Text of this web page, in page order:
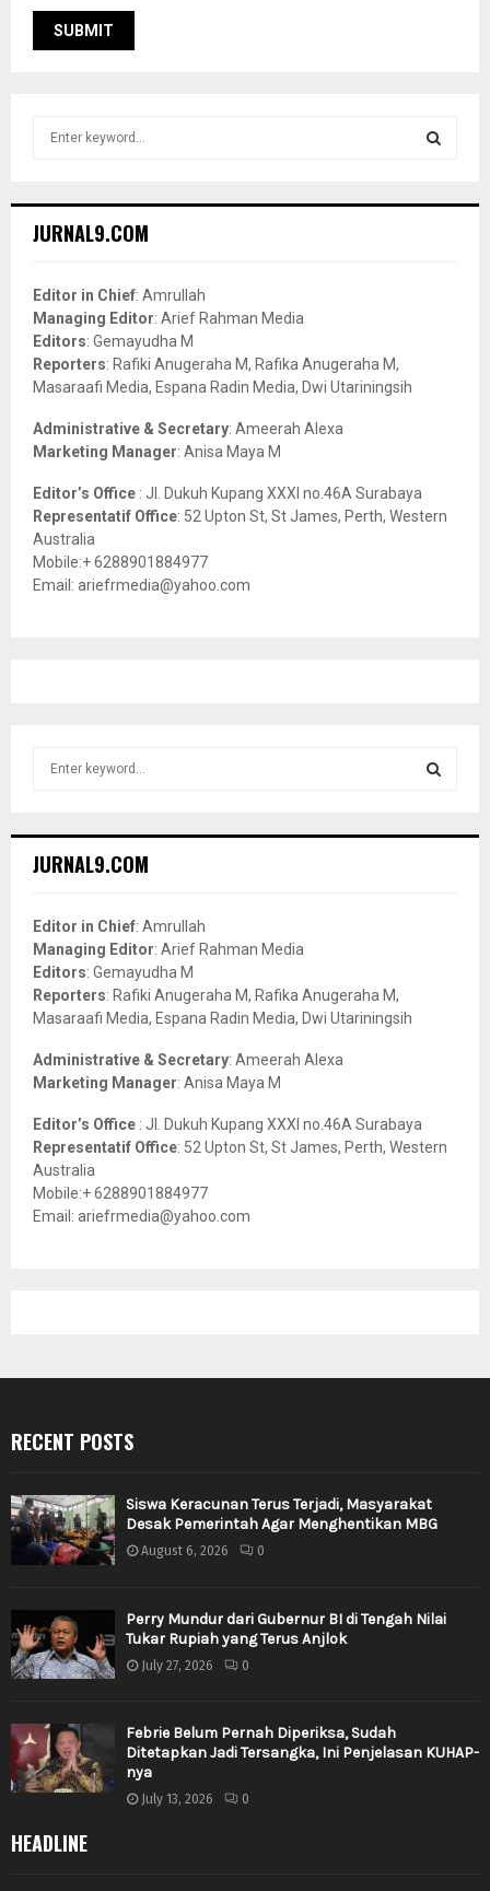
h
o
r
:
JURNAL9.COM
Editor in Chief: Amrullah
Managing Editor: Arief Rahman Media
Editors: Gemayudha M
Reporters: Rafiki Anugeraha M, Rafika Anugeraha M,
Masaraafi Media, Espana Radin Media, Dwi Utariningsih
Administrative & Secretary: Ameerah Alexa
Marketing Manager: Anisa Maya M
Editor’s Office : Jl. Dukuh Kupang XXXI no.46A Surabaya
Representatif Office: 52 Upton St, St James, Perth, Western
Australia
Mobile:+ 6288901884977
Email: ariefrmedia@yahoo.com
h
o
r
:
JURNAL9.COM
Editor in Chief: Amrullah
Managing Editor: Arief Rahman Media
Editors: Gemayudha M
Reporters: Rafiki Anugeraha M, Rafika Anugeraha M,
Masaraafi Media, Espana Radin Media, Dwi Utariningsih
Administrative & Secretary: Ameerah Alexa
Marketing Manager: Anisa Maya M
Editor’s Office : Jl. Dukuh Kupang XXXI no.46A Surabaya
Representatif Office: 52 Upton St, St James, Perth, Western
Australia
Mobile:+ 6288901884977
Email: ariefrmedia@yahoo.com
RECENT POSTS
Siswa Keracunan Terus Terjadi, Masyarakat
Desak Pemerintah Agar Menghentikan MBG
August 6, 2026 0
Perry Mundur dari Gubernur BI di Tengah Nilai
Tukar Rupiah yang Terus Anjlok
July 27, 2026 0
Febrie Belum Pernah Diperiksa, Sudah
Ditetapkan Jadi Tersangka, Ini Penjelasan KUHAP-
nya
July 13, 2026 0
HEADLINE